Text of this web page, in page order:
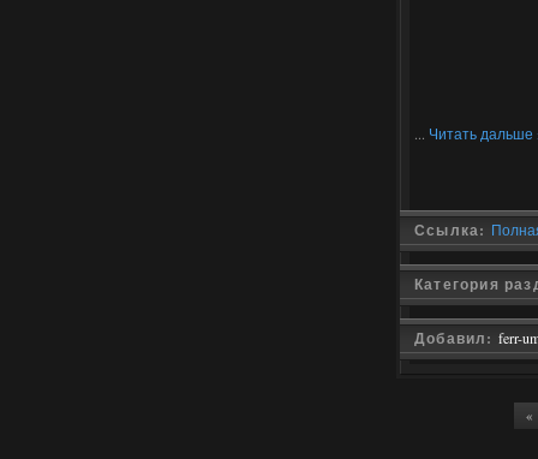
... Читать дальше
Ссылка:
Категория
Добавил: ferr-
«